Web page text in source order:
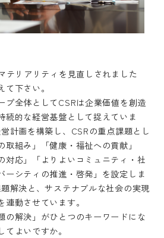
テリアリティを見直しされました
下さい。
プ全体としてCSRは企業価値を創造
続的な経営基盤として捉えていま
計画を構築し、CSRの重点課題とし
取組み」「健康・福祉への貢献」
対応」「よりよいコミュニティ・社
ーシティの推進・啓発」を設定しま
解決と、サステナブルな社会の実現
連動させています。
の解決」がひとつのキーワードにな
よいですか。